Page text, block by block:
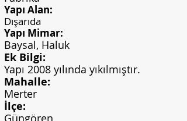
Yapı Alan:
Dışarıda
Yapı Mimar:
Baysal, Haluk
Ek Bilgi:
Yapı 2008 yılında yıkılmıştır.
Mahalle:
Merter
İlçe:
Güngören